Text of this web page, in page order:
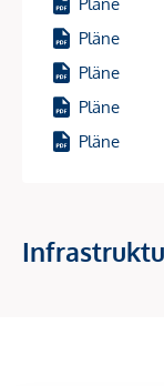
*Der Vertrag
GmbH zustande.
gemachten
unverbindliche
Pläne
Pläne
Pläne
Pläne